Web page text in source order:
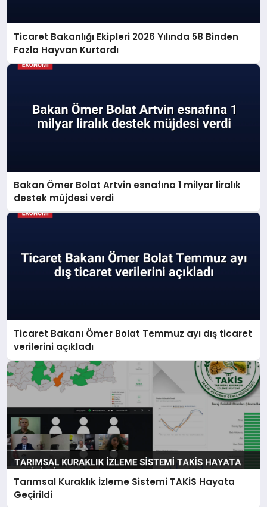
Ticaret Bakanlığı Ekipleri 2026 Yılında 58 Binden
Fazla Hayvan Kurtardı
Bakan Ömer Bolat Artvin esnafına 1 milyar liralık
destek müjdesi verdi
Ticaret Bakanı Ömer Bolat Temmuz ayı dış ticaret
verilerini açıkladı
Tarımsal Kuraklık İzleme Sistemi TAKİS Hayata
Geçirildi